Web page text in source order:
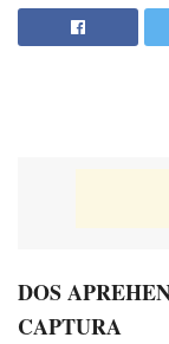
DOS
CAPTURA